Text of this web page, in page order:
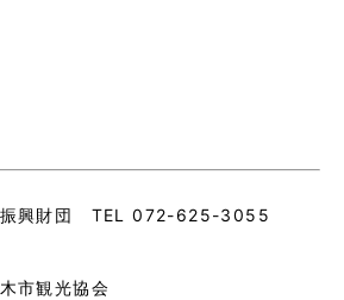
振興財団 TEL 072-625-3055
市観光協会